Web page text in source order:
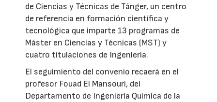
de Ciencias y Técnicas de Tánger, un centro
de referencia en formación científica y
tecnológica que imparte 13 programas de
Máster en Ciencias y Técnicas (MST) y
cuatro titulaciones de Ingeniería.
El seguimiento del convenio recaerá en el
profesor Fouad El Mansouri, del
Departamento de Ingeniería Química de la